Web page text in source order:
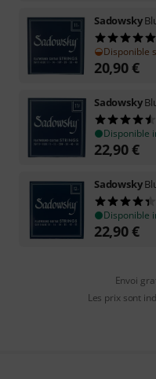
Sadowsky
Disponible
20,90€
Sadowsky
Disponible
22,90€
Sadowsky
Disponible
22,90€
Envoi
Les prix sont